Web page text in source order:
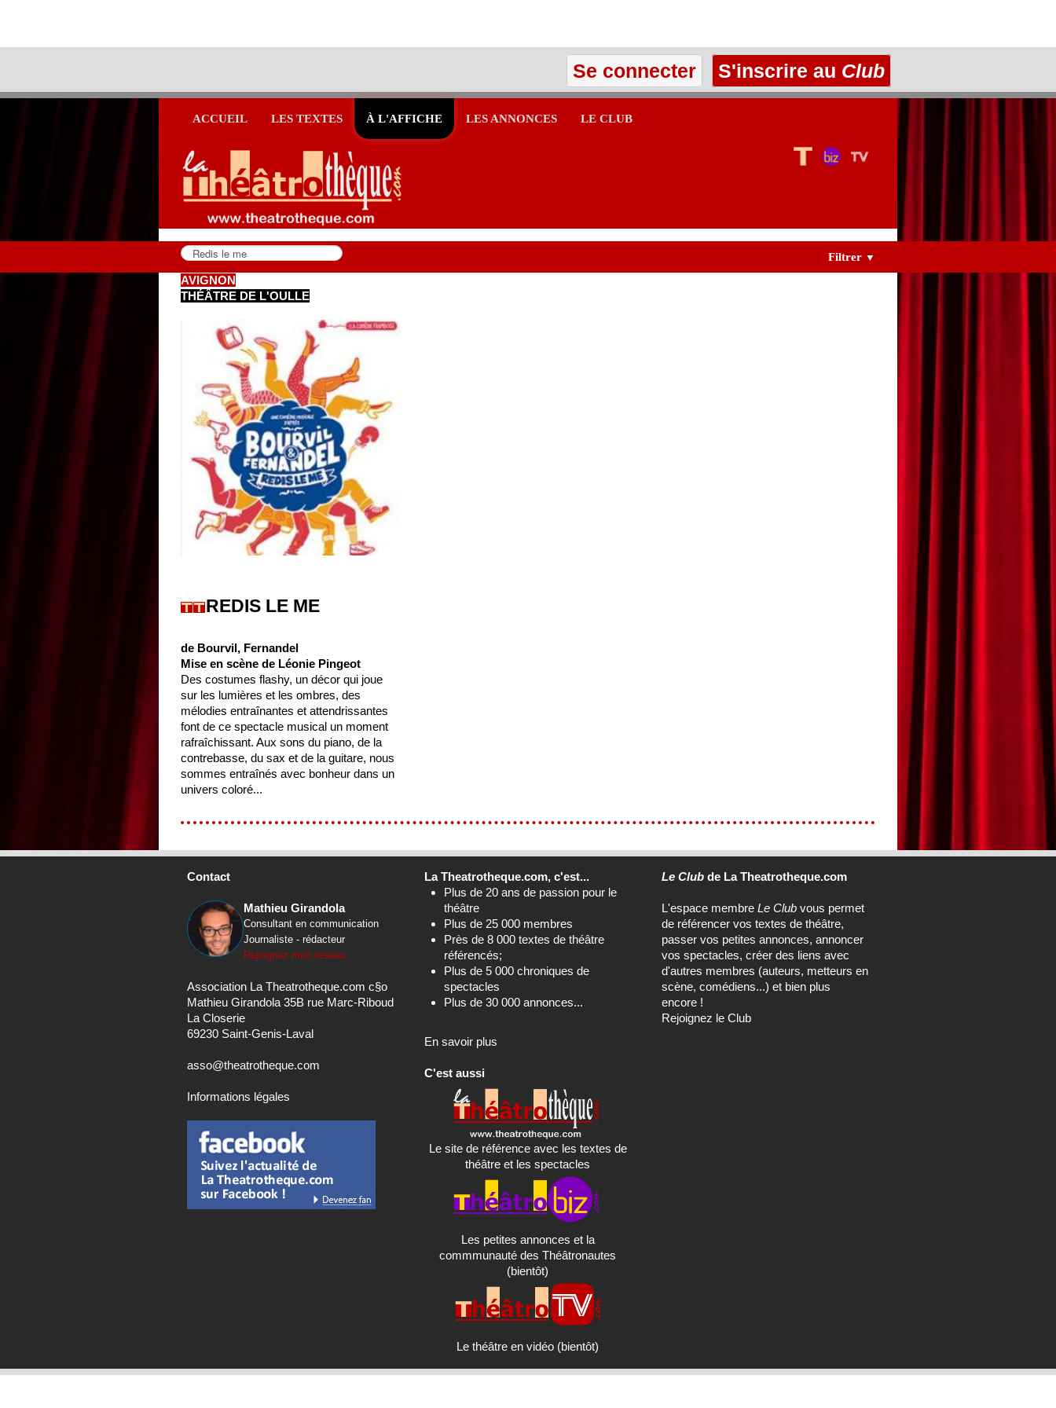
Se connecter S'inscrire au Club
ACCUEIL LES TEXTES À L'AFFICHE LES ANNONCES LE CLUB
Filtrer ▼
AVIGNON
THÉÂTRE DE L'OULLE
REDIS LE ME
de Bourvil, Fernandel
Mise en scène de Léonie Pingeot
Des costumes flashy, un décor qui joue
sur les lumières et les ombres, des
mélodies entraînantes et attendrissantes
font de ce spectacle musical un moment
rafraîchissant. Aux sons du piano, de la
contrebasse, du sax et de la guitare, nous
sommes entraînés avec bonheur dans un
univers coloré...
Contact
Mathieu Girandola
Consultant en communication
Journaliste - rédacteur
Rejoignez mon réseau
Association La Theatrotheque.com c§o
Mathieu Girandola 35B rue Marc-Riboud
La Closerie
69230 Saint-Genis-Laval
asso@theatrotheque.com
Informations légales
La Theatrotheque.com, c'est...
Plus de 20 ans de passion pour le
théâtre
Plus de 25 000 membres
Près de 8 000 textes de théâtre
référencés;
Plus de 5 000 chroniques de
spectacles
Plus de 30 000 annonces...
En savoir plus
C'est aussi
Le site de référence avec les textes de
théâtre et les spectacles
Les petites annonces et la
commmunauté des Théâtronautes
(bientôt)
Le théâtre en vidéo (bientôt)
Le Club de La Theatrotheque.com
L'espace membreLe Club vous permet
de référencer vos textes de théâtre,
passer vos petites annonces, annoncer
vos spectacles, créer des liens avec
d'autres membres (auteurs, metteurs en
scène, comédiens...) et bien plus
encore !
Rejoignez le Club